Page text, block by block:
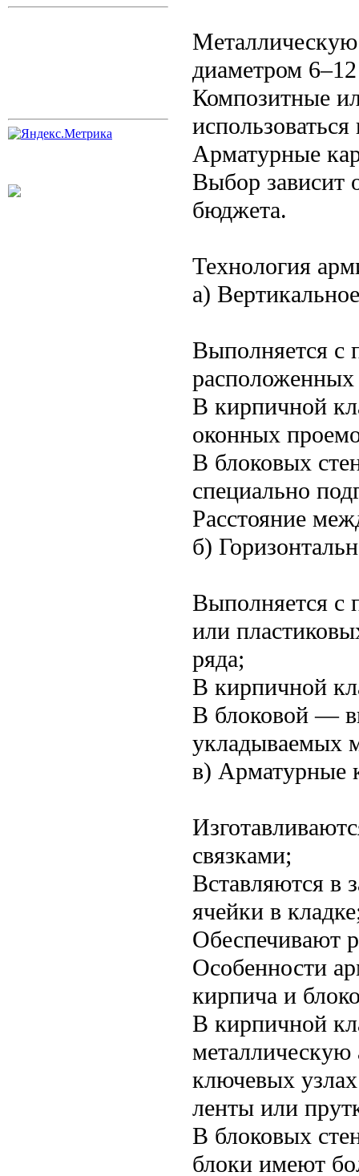
Металлическую
диаметром
Композитные
Арматурные
Выбор зависит
бюджета.
Технология
а)
Выполняется с
расположенных
В кирпичной
оконных
В блоковых
специально
Расстояние
б)
Выполняется с
или
ряда;
В кирпичной
В блоковой —
укладываемых
в) Арматурные
связками;
Вставляются в
ячейки в
Обеспечивают
Особенности
кирпича и
В кирпичной
металлическую
ключевых
ленты или
В блоковых
блоки имеют